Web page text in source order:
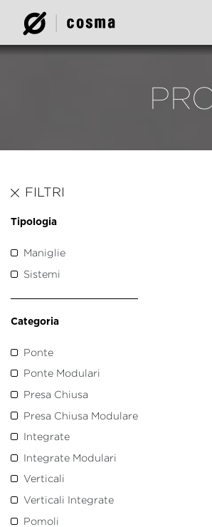
FILTRI
Tipologia
Maniglie
Sistemi
Categoria
Ponte
Ponte Modulari
Presa Chiusa
Presa Chiusa Modulare
Integrate
Integrate Modulari
Verticali
Verticali Integrate
Pomoli